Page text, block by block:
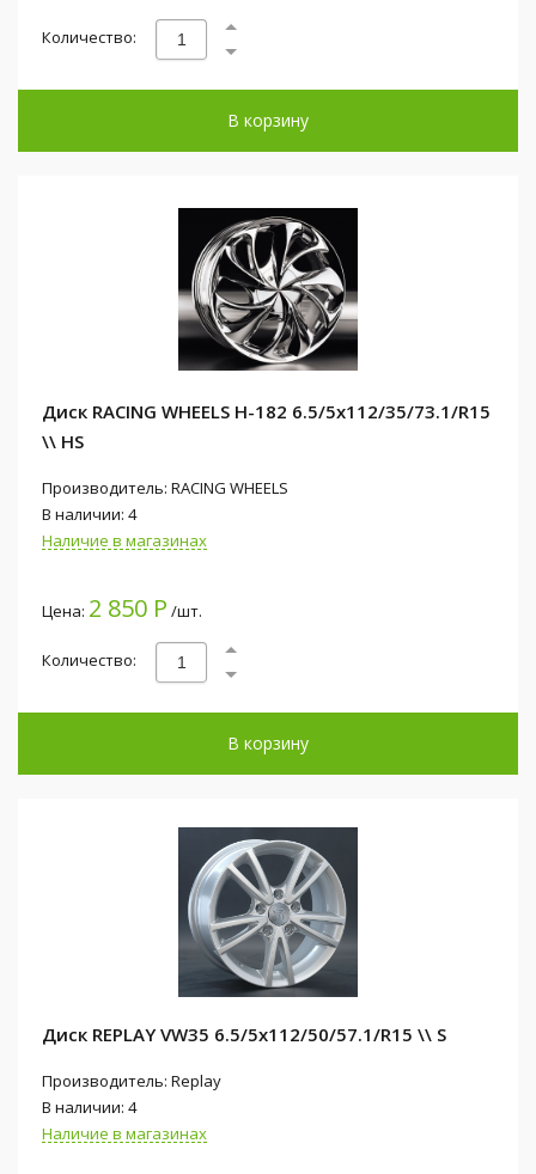
Количество:
В корзину
Диск RACING WHEELS H-182 6.5/5x112/35/73.1/R15
\\ HS
Производитель: RACING WHEELS
В наличии: 4
Наличие в магазинах
Цена: 2 850 Р /шт.
Количество:
В корзину
Диск REPLAY VW35 6.5/5x112/50/57.1/R15 \\ S
Производитель: Replay
В наличии: 4
Наличие в магазинах